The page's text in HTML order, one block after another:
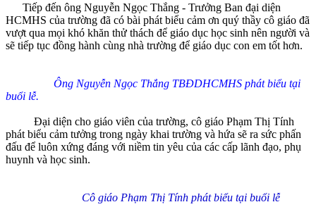
Tiếp đến ông Nguyễn Ngọc Thắng - Trưởng Ban đại diện
HCMHS của trường đã có bài phát biểu cảm ơn quý thầy cô giáo đã
vượt qua mọi khó khăn thử thách để giáo dục học sinh nên người và
sẽ tiếp tục đồng hành cùng nhà trường để giáo dục con em tốt hơn.
Ông Nguyễn Ngọc Thắng TBĐDHCMHS phát biểu tại
buổi lễ.
Đại diện cho giáo viên của trường, cô giáo Phạm Thị Tính
phát biểu cảm tưởng trong ngày khai trường và hứa sẽ ra sức phấn
đấu để luôn xứng đáng với niềm tin yêu của các cấp lãnh đạo, phụ
huynh và học sinh.
Cô giáo Phạm Thị Tính phát biểu tại buổi lễ